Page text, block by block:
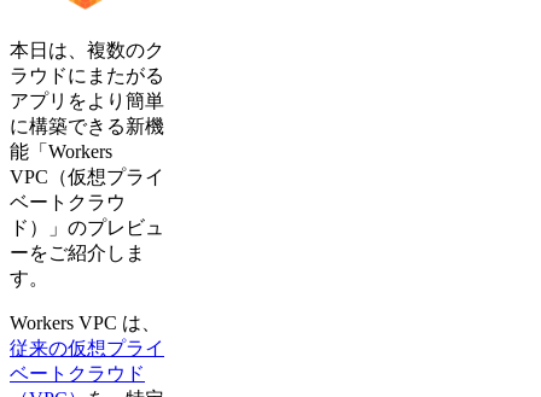
本日は、複数のク
ラウドにまたがる
アプリをより簡単
に構築できる新機
能「Workers
VPC（仮想プライ
ベートクラウ
ド）」のプレビュ
ーをご紹介しま
す。
Workers VPC は、
従来の仮想プライ
ベートクラウド